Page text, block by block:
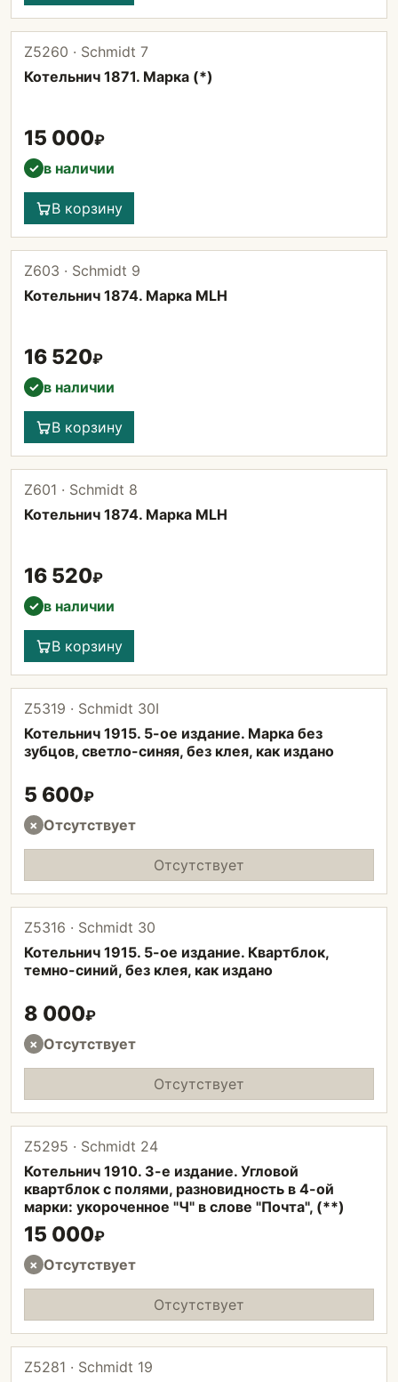
Z5260 · Schmidt 7
Котельнич 1871. Марка (*)
15 000₽
✓ в наличии
В корзину
Z603 · Schmidt 9
Котельнич 1874. Марка MLH
16 520₽
✓ в наличии
В корзину
Z601 · Schmidt 8
Котельнич 1874. Марка MLH
16 520₽
✓ в наличии
В корзину
Z5319 · Schmidt 30I
Котельнич 1915. 5-ое издание. Марка без
зубцов, светло-синяя, без клея, как издано
5 600₽
× Отсутствует
Отсутствует
Z5316 · Schmidt 30
Котельнич 1915. 5-ое издание. Квартблок,
темно-синий, без клея, как издано
8 000₽
× Отсутствует
Отсутствует
Z5295 · Schmidt 24
Котельнич 1910. 3-е издание. Угловой
квартблок с полями, разновидность в 4-ой
марки: укороченное "Ч" в слове "Почта", (**)
15 000₽
× Отсутствует
Отсутствует
Z5281 · Schmidt 19